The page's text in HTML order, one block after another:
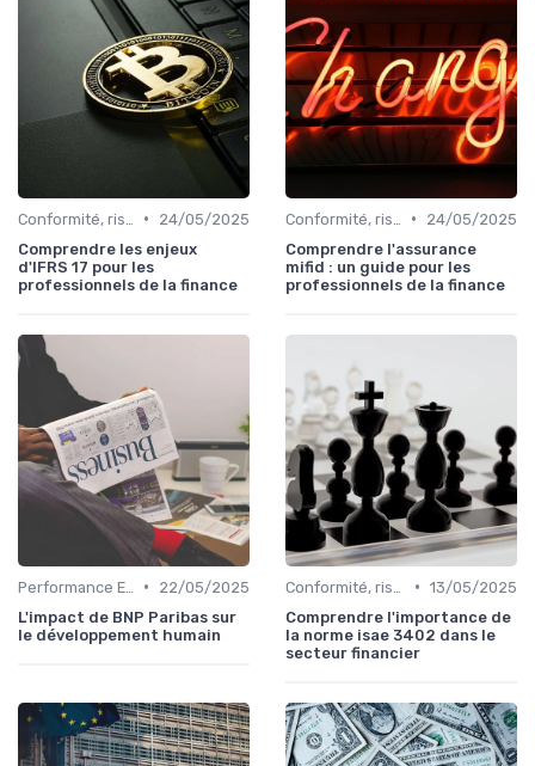
•
24/05/2025
Comprendre les enjeux
d'IFRS 17 pour les
professionnels de la finance
•
24/05/2025
Comprendre l'assurance
mifid : un guide pour les
professionnels de la finance
•
22/05/2025
L'impact de BNP Paribas sur
le développement humain
• 13/05/2025
Comprendre l'importance de
la norme isae 3402 dans le
secteur financier